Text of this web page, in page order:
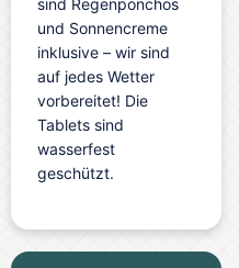
sind Regenponchos
und Sonnencreme
inklusive – wir sind
auf jedes Wetter
vorbereitet! Die
Tablets sind
wasserfest
geschützt.